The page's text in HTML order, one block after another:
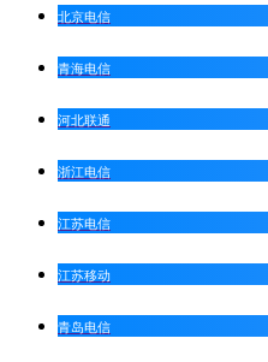
北京电信
青海电信
河北联通
浙江电信
江苏电信
江苏移动
青岛电信